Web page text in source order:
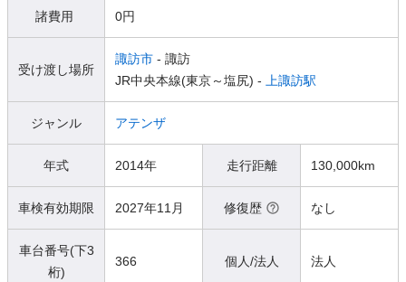
諸費用 0円
受け渡し場所
諏訪市 - 諏訪
JR中央本線(東京～塩尻) -
上諏訪駅
ジャンル アテンザ
年式 2014年 走行距離 130,000km
車検有効期限 2027年11月 修復歴 なし
車台番号(下3
桁)
366 個人/法人 法人